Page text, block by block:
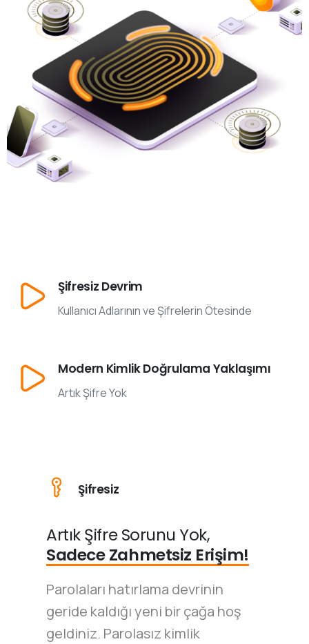
Şifresiz Devrim
Kullanıcı Adlarının ve Şifrelerin Ötesinde
Modern Kimlik Doğrulama Yaklaşımı
Artık Şifre Yok
Şifresiz
Artık Şifre Sorunu Yok,
Sadece Zahmetsiz Erişim!
Parolaları hatırlama devrinin
geride kaldığı yeni bir çağa hoş
geldiniz. Parolasız kimlik